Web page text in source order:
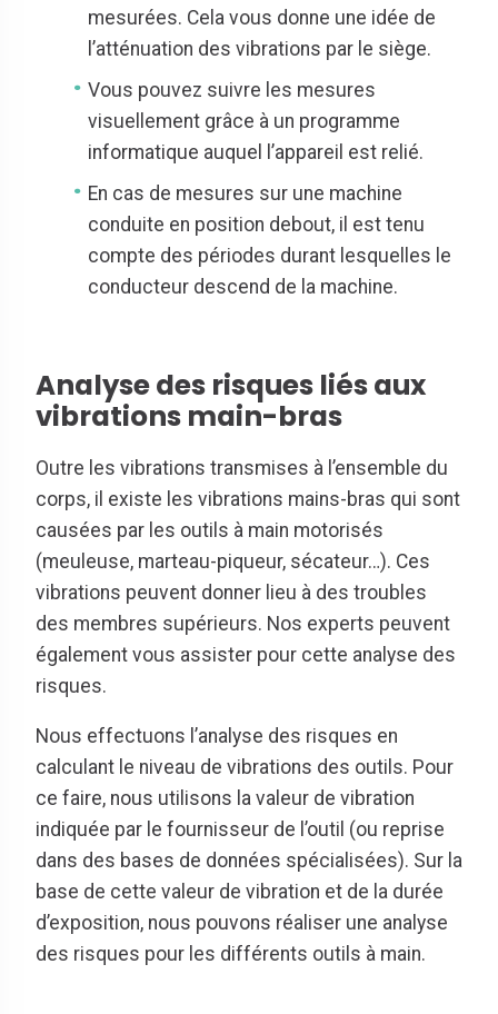
mesurées. Cela vous donne une idée de
l’atténuation des vibrations par le siège.
Vous pouvez suivre les mesures
visuellement grâce à un programme
informatique auquel l’appareil est relié.
En cas de mesures sur une machine
conduite en position debout, il est tenu
compte des périodes durant lesquelles le
conducteur descend de la machine.
Analyse des risques liés aux
vibrations main-bras
Outre les vibrations transmises à l’ensemble du
corps, il existe les vibrations mains-bras qui sont
causées par les outils à main motorisés
(meuleuse, marteau-piqueur, sécateur…). Ces
vibrations peuvent donner lieu à des troubles
des membres supérieurs. Nos experts peuvent
également vous assister pour cette analyse des
risques.
Nous effectuons l’analyse des risques en
calculant le niveau de vibrations des outils. Pour
ce faire, nous utilisons la valeur de vibration
indiquée par le fournisseur de l’outil (ou reprise
dans des bases de données spécialisées). Sur la
base de cette valeur de vibration et de la durée
d’exposition, nous pouvons réaliser une analyse
des risques pour les différents outils à main.